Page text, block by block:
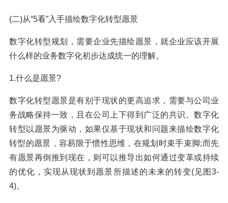
(二)从“5看”入手描绘数字化转型愿景
数字化转型规划，需要企业先描绘愿景，就企业应该开展
什么样的业务数字化初步达成统一的理解。
1.什么是愿景?
数字化转型愿景是有别于现状的更高追求，需要与公司业
务战略保持一致，且在公司上下得到广泛的共识。数字化
转型以愿景为驱动，如果仅基于现状和问题来描绘数字化
转型的愿景，容易限于惯性思维，在规划时束手束脚;而先
有愿景再倒推到现在，则可以推导出如何通过变革或持续
的优化，实现从现状到愿景所描述的未来的转变(见图3-
4)。